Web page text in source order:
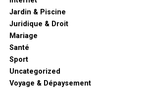
Jardin & Piscine
Juridique & Droit
Mariage
Santé
Sport
Uncategorized
Voyage & Dépaysement